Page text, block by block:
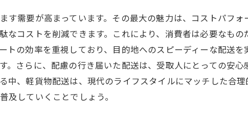
す需要が高まっています。その最大の魅力は、コストパフ
なコストを削減できます。これにより、消費者は必要なも
トの効率を重視しており、目的地へのスピーディーな配送
。さらに、配慮の行き届いた配送は、受取人にとっての安
中、軽貨物配送は、現代のライフスタイルにマッチした合
及していくことでしょう。